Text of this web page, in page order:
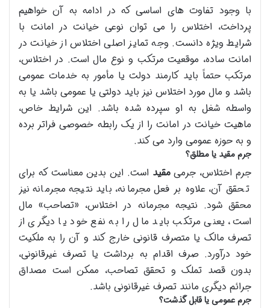
با وجود تفاوت های اساسی که در ادامه به آن خواهیم
پرداخت، اختلاس را می توان نوعی خیانت در امانت با
شرایط ویژه دانست. وجه تمایز اصلی اختلاس از خیانت در
امانت ساده، موقعیت مرتکب و نوع مال است. در اختلاس،
مرتکب حتماً باید کارمند دولت یا مأمور به خدمات عمومی
باشد و مال مورد اختلاس نیز باید دولتی یا عمومی باشد یا به
واسطه شغل به او سپرده شده باشد. این شرایط خاص،
ماهیت خیانت در امانت را از یک رابطه خصوصی فراتر برده
و به حوزه عمومی وارد می کند.
جرم مقید یا مطلق؟
جرم اختلاس، جرمیمقید است. این بدین معناست که برای
تحقق آن، علاوه بر فعل مجرمانه، باید نتیجه مجرمانه نیز
محقق شود. نتیجه مجرمانه در اختلاس، «تصاحب» مال
است، یعنی مرتکب باید مال را به نفع خود یا دیگری از
تصرف مالک یا متصرف قانونی خارج کند و آن را به ملکیت
خود درآورد. صرف اقدام به برداشت یا تصرف غیرقانونی،
بدون قصد تملک و تحقق تصاحب، ممکن است مصداق
جرائم دیگری مانند تصرف غیرقانونی باشد.
جرم عمومی یا قابل گذشت؟